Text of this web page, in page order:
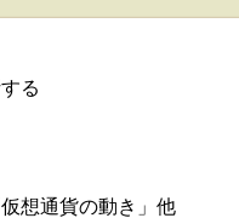
る
想通貨の動き」他